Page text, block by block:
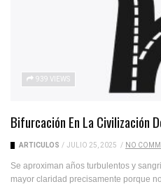
939 VIEWS
Bifurcación En La Civilización
ARTICULOS / JULIO 25, 2025 / NO
Se aproximan años turbulentos y
mayor claridad precisamente porque